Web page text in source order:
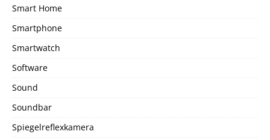
Smart Home
Smartphone
Smartwatch
Software
Sound
Soundbar
Spiegelreflexkamera